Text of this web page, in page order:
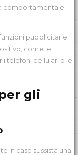
comportamentale
pubblicitarie
come le
telefoni cellulari o le
gli
in caso sussista una